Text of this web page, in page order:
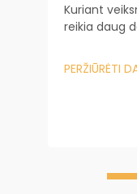
Kuriant
reikia daug
sudėtingos
analizės.
PERŽIŪRĖTI